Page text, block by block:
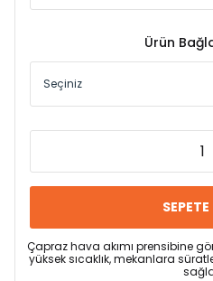
Ürün
SEPETE
Çapraz hava akımı prensibine
yüksek sıcaklık, mekanlara